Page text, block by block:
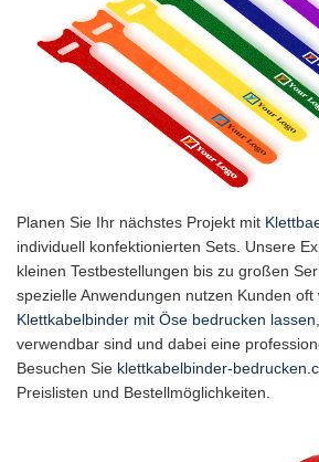
Planen Sie Ihr nächstes Projekt mit
individuell konfektionierten Sets. Unsere
kleinen Testbestellungen bis zu großen
spezielle Anwendungen nutzen Kunden oft
Klettkabelbinder mit Öse bedrucken lassen
verwendbar sind und dabei eine
Besuchen Sie klettkabelbinder-
Preislisten und Bestellmöglichkeiten.